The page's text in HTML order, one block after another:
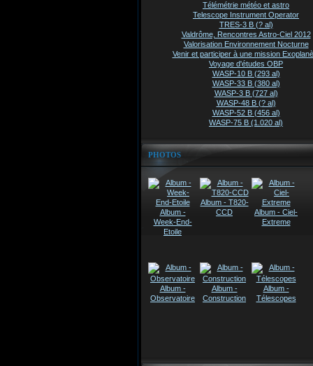
Télémétrie météo et astro
Telescope Instrument Operator
TRES-3 B (? al)
Valdrôme, Rencontres Astro-Ciel 2012
Valorisation Environnement Nocturne
Venir et participer à une mission
Voyage d'études OBP
WASP-10 B (293 al)
WASP-33 B (380 al)
WASP-3 B (727 al)
WASP-48 B (? al)
WASP-52 B (456 al)
WASP-75 B (1.020 al)
PHOTOS
Album -
Week-End-
Etoile
Album - T820-
CCD
Album - Ciel-
Extreme
Album -
Observatoire
Album -
Construction
Album -
Télescopes